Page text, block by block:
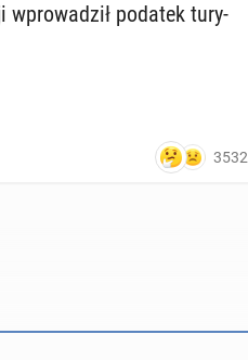
wpro­wa­dził podatek tu­ry­
3532